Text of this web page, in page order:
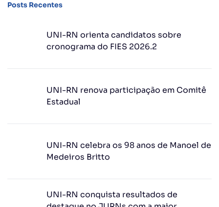
Posts Recentes
UNI-RN orienta candidatos sobre
cronograma do FIES 2026.2
UNI-RN renova participação em Comitê
Estadual
UNI-RN celebra os 98 anos de Manoel de
Medeiros Britto
UNI-RN conquista resultados de